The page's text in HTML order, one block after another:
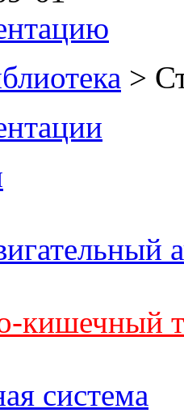
>
кишечный
система